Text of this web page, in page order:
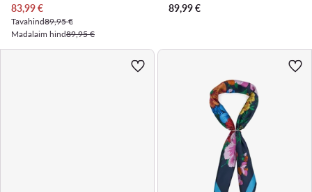
Praegune hind
83,99€
Tavahind89,95 €
Madalaim hind89,95 €
89,99€